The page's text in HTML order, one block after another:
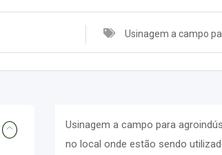
Usinagem a campo
Usinagem a campo para
no local onde estão sendo